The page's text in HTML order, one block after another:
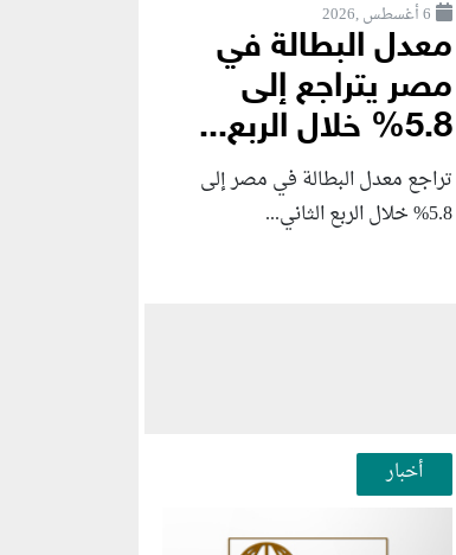
6 أغسطس ,2026
معدل البطالة في
مصر يتراجع إلى
5.8% خلال الربع...
تراجع معدل البطالة في مصر إلى
5.8% خلال الربع الثاني...
أخبار